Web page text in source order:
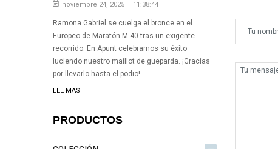
noviembre 24, 2025 11:38:44
Ramona Gabriel se cuelga el bronce en el
Europeo de Maratón M-40 tras un exigente
recorrido. En Apunt celebramos su éxito
luciendo nuestro maillot de gueparda. ¡Gracias
por llevarlo hasta el podio!
LEE MAS
PRODUCTOS